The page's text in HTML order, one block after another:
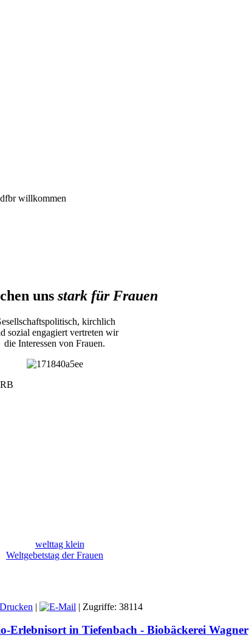
uns stark für Frauen
kirchlich
sozial engagiert vertreten wir
die Interessen von Frauen.
Weltgebetstag der Frauen
| | Zugriffe: 38114
Erlebnisort in Tiefenbach - Biobäckerei Wagner